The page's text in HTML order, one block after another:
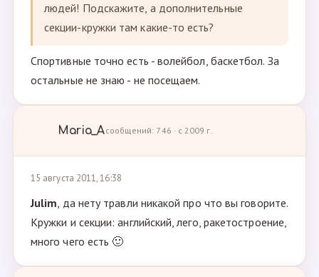
людей! Подскажите, а дополнительные
секции-кружки там какие-то есть?
Спортивные точно есть - волейбол, баскетбол. За
остальные не знаю - не посещаем.
Maria_Aсообщений: 746 · с 2009 г.
15 августа 2011, 16:38
Julim, да нету травли никакой про что вы говорите.
Кружки и секции: английский, лего, ракетостроение,
много чего есть 🙂